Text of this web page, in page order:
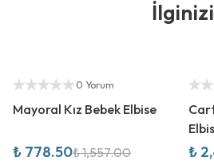
İlginizi
Yetkili Satıcı
0 Yorum
Mayoral Kız Bebek Elbise
₺ 778.50₺ 1,557.00 ₺